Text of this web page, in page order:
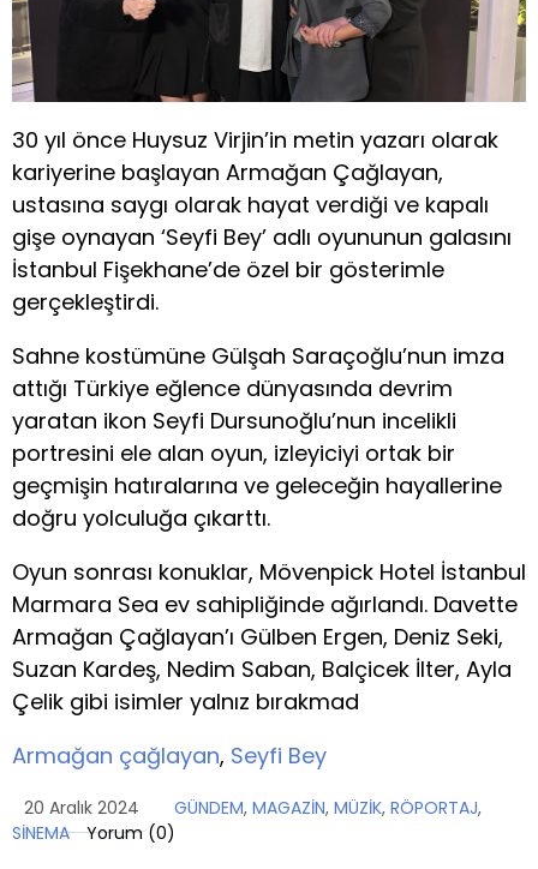
30 yıl önce Huysuz Virjin’in metin yazarı olarak
kariyerine başlayan Armağan Çağlayan,
ustasına saygı olarak hayat verdiği ve kapalı
gişe oynayan ‘Seyfi Bey’ adlı oyununun galasını
İstanbul Fişekhane’de özel bir gösterimle
gerçekleştirdi.
Sahne kostümüne Gülşah Saraçoğlu’nun imza
attığı Türkiye eğlence dünyasında devrim
yaratan ikon Seyfi Dursunoğlu’nun incelikli
portresini ele alan oyun, izleyiciyi ortak bir
geçmişin hatıralarına ve geleceğin hayallerine
doğru yolculuğa çıkarttı.
Oyun sonrası konuklar, Mövenpick Hotel İstanbul
Marmara Sea ev sahipliğinde ağırlandı. Davette
Armağan Çağlayan’ı Gülben Ergen, Deniz Seki,
Suzan Kardeş, Nedim Saban, Balçicek İlter, Ayla
Çelik gibi isimler yalnız bırakmad
Armağan çağlayan, Seyfi Bey
20 Aralık 2024 GÜNDEM, MAGAZİN, MÜZİK, RÖPORTAJ,
SİNEMA
Yorum (0)